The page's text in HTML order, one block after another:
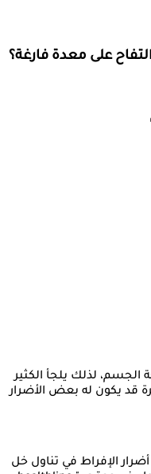
على معدة فارغة؟
الجسم، لذلك يلجأ الكثير
قد يكون له بعض الأضرار
الإفراط في تناول خل